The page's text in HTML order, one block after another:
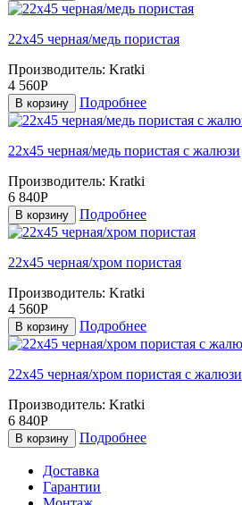
22х45 черная/медь пористая
Производитель: Kratki
4 560Р
В корзину Подробнее
22х45 черная/медь пористая с жалюзи
Производитель: Kratki
6 840Р
В корзину Подробнее
22х45 черная/хром пористая
Производитель: Kratki
4 560Р
В корзину Подробнее
22х45 черная/хром пористая с жалюзи
Производитель: Kratki
6 840Р
В корзину Подробнее
Доставка
Гарантии